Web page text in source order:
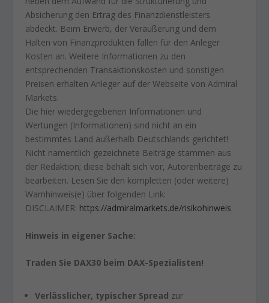
Absicherung den Ertrag des Finanzdienstleisters
abdeckt. Beim Erwerb, der Veräußerung und dem
Halten von Finanzprodukten fallen für den Anleger
Kosten an. Weitere Informationen zu den
entsprechenden Transaktionskosten und sonstigen
Preisen erhalten Anleger auf der Webseite von Admiral
Markets.
Die hier wiedergegebenen Informationen und
Wertungen (Informationen) sind nicht an ein
bestimmtes Land außerhalb Deutschlands gerichtet!
Nicht namentlich gezeichnete Beiträge stammen aus
der Redaktion; diese behält sich vor, Autorenbeiträge zu
bearbeiten. Lesen Sie den kompletten (oder weitere)
Warnhinweis(e) über folgenden Link:
DISCLAIMER: https://admiralmarkets.de/risikohinweis
Hinweis in eigener Sache:
Traden Sie DAX30 beim DAX-Spezialisten!
Verlässlicher, typischer Spread zur